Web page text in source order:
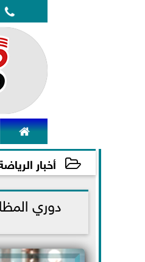


أخبار
2021-11-27 19:00:12دوري